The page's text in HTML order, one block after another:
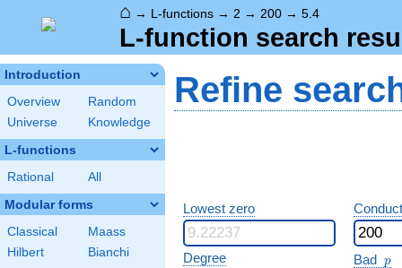
⌂ → L-functions → 2 → 200 → 5.4
L-function search
Introduction
Overview
Random
Universe
Knowledge
L-functions
Rational All
Modular forms
Classical
Maass
Hilbert
Bianchi
Refine
Lowest zero
Degree Bad p
p